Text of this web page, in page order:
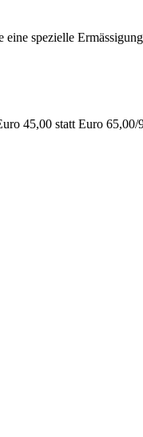
spezielle
45,00 statt Euro 65,00/